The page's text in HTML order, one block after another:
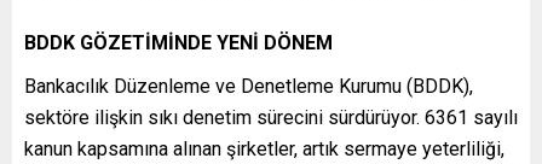
BDDK GÖZETİMİNDE YENİ DÖNEM
Bankacılık Düzenleme ve Denetleme Kurumu (BDDK),
sektöre ilişkin sıkı denetim sürecini sürdürüyor. 6361 sayılı
kanun kapsamına alınan şirketler, artık sermaye yeterliliği,